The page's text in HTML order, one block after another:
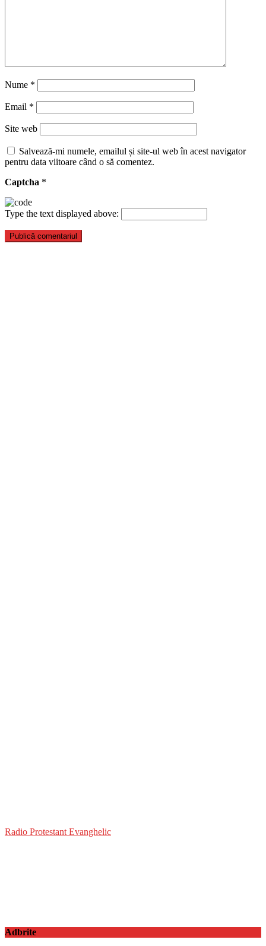
Nume *
Email *
Site web
Salvează-mi numele, emailul și site-ul web în acest navigator
pentru data viitoare când o să comentez.
Captcha *
Type the text displayed above:
Radio Protestant Evanghelic
Adbrite